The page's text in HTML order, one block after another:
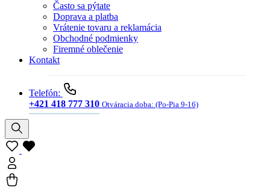
Často sa pýtate
Doprava a platba
Vrátenie tovaru a reklamácia
Obchodné podmienky
Firemné oblečenie
Kontakt
Telefón:
+421 418 777 310 Otváracia doba: (Po-Pia 9-16)